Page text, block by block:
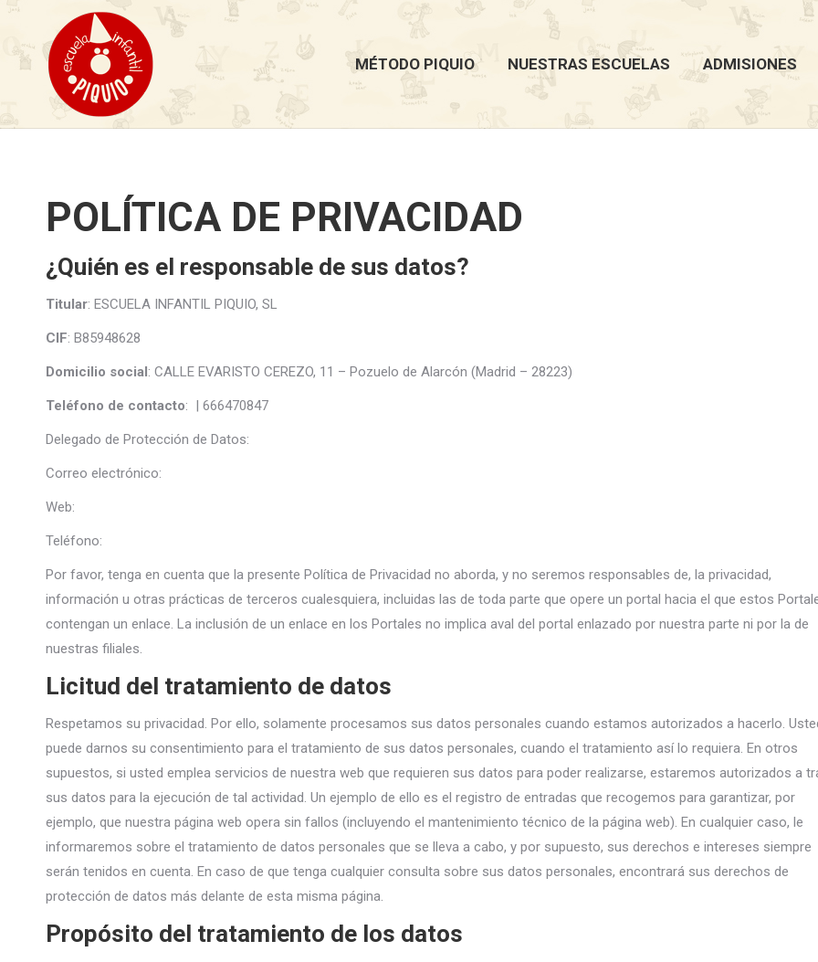
MÉTODO PIQUIO NUESTRAS ESCUELAS ADMISIONES
POLÍTICA DE PRIVACIDAD
¿Quién es el responsable de sus datos?
Titular: ESCUELA INFANTIL PIQUIO, SL
CIF: B85948628
Domicilio social: CALLE EVARISTO CEREZO, 11 – Pozuelo de Alarcón (Madrid – 28223)
Teléfono de contacto: | 666470847
Delegado de Protección de Datos:
Correo electrónico:
Web:
Teléfono:
Por favor, tenga en cuenta que la presente Política de Privacidad no aborda, y no seremos responsables de, la privacidad,
información u otras prácticas de terceros cualesquiera, incluidas las de toda parte que opere un portal hacia el que estos
contengan un enlace. La inclusión de un enlace en los Portales no implica aval del portal enlazado por nuestra parte ni por la de
nuestras filiales.
Licitud del tratamiento de datos
Respetamos su privacidad. Por ello, solamente procesamos sus datos personales cuando estamos autorizados a hacerlo.
puede darnos su consentimiento para el tratamiento de sus datos personales, cuando el tratamiento así lo requiera. En otros
supuestos, si usted emplea servicios de nuestra web que requieren sus datos para poder realizarse, estaremos autorizados a
sus datos para la ejecución de tal actividad. Un ejemplo de ello es el registro de entradas que recogemos para garantizar, por
ejemplo, que nuestra página web opera sin fallos (incluyendo el mantenimiento técnico de la página web). En cualquier caso, le
informaremos sobre el tratamiento de datos personales que se lleva a cabo, y por supuesto, sus derechos e intereses siempre
serán tenidos en cuenta. En caso de que tenga cualquier consulta sobre sus datos personales, encontrará sus derechos de
protección de datos más delante de esta misma página.
Propósito del tratamiento de los datos